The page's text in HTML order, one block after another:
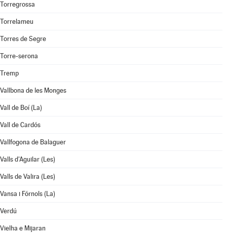
Torregrossa
Torrelameu
Torres de Segre
Torre-serona
Tremp
Vallbona de les Monges
Vall de Boí (La)
Vall de Cardós
Vallfogona de Balaguer
Valls d'Aguilar (Les)
Valls de Valira (Les)
Vansa i Fórnols (La)
Verdú
Vielha e Mijaran